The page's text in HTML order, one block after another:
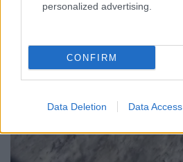
personalized advertising.
CONFIRM
Data Deletion Data Access